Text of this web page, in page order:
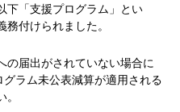
下「支援プログラム」とい
付けられました。
の届出がされていない場合に
ラム未公表減算が適用される